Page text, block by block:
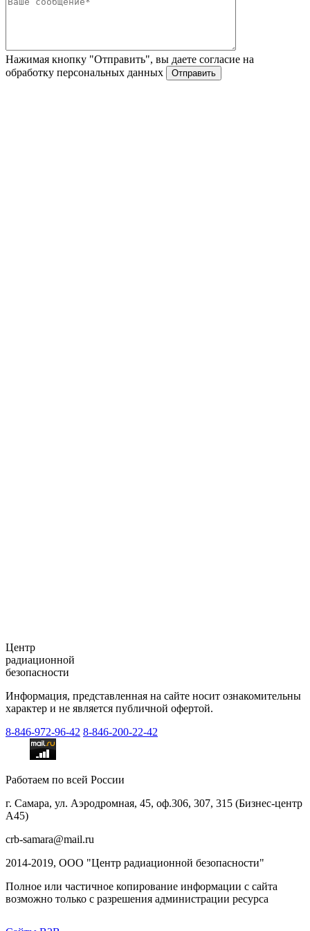
Нажимая кнопку "Отправить", вы даете согласие на
обработку персональных данных
Центр
радиационной
безопасности
Информация, представленная на сайте носит ознакомительны
характер и не является публичной офертой.
8-846-972-96-42 8-846-200-22-42
Работаем по всей России
г. Самара, ул. Аэродромная, 45, оф.306, 307, 315 (Бизнес-центр
А45)
crb-samara@mail.ru
2014-2019, ООО "Центр радиационной безопасности"
Полное или частичное копирование информации с сайта
возможно только с разрешения администрации ресурса